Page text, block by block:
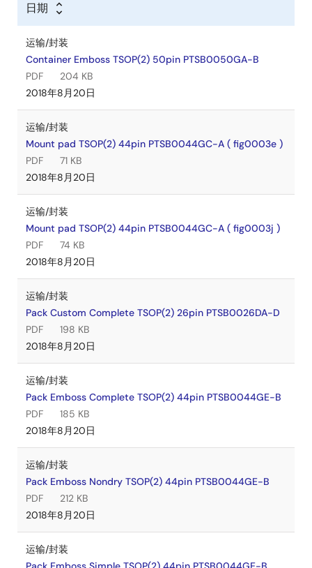
日期
运输/封装
Container Emboss TSOP(2) 50pin PTSB0050GA-B
PDF
204 KB
2018年8月20日
运输/封装
Mount pad TSOP(2) 44pin PTSB0044GC-A ( fig0003e )
PDF
71 KB
2018年8月20日
运输/封装
Mount pad TSOP(2) 44pin PTSB0044GC-A ( fig0003j )
PDF
74 KB
2018年8月20日
运输/封装
Pack Custom Complete TSOP(2) 26pin PTSB0026DA-D
PDF
198 KB
2018年8月20日
运输/封装
Pack Emboss Complete TSOP(2) 44pin PTSB0044GE-B
PDF
185 KB
2018年8月20日
运输/封装
Pack Emboss Nondry TSOP(2) 44pin PTSB0044GE-B
PDF
212 KB
2018年8月20日
运输/封装